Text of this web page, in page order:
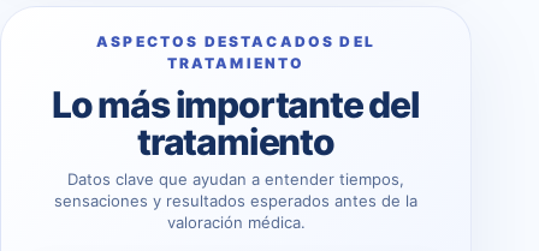
ASPECTOS DESTACADOS DEL
TRATAMIENTO
Lo más importante del
tratamiento
Datos clave que ayudan a entender tiempos,
sensaciones y resultados esperados antes de la
valoración médica.